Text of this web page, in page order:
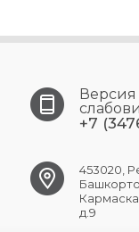
Версия
+7
453020,
д.9